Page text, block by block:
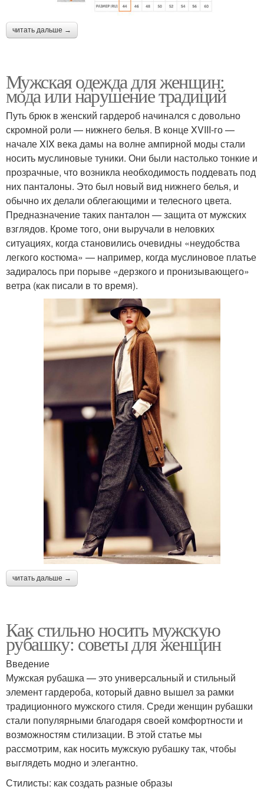
читать дальше →
Мужская одежда для женщин:
мода или нарушение традиций
Путь брюк в женский гардероб начинался с довольно
скромной роли — нижнего белья. В конце XVIII-го —
начале XIX века дамы на волне ампирной моды стали
носить муслиновые туники. Они были настолько тонкие и
прозрачные, что возникла необходимость поддевать под
них панталоны. Это был новый вид нижнего белья, и
обычно их делали облегающими и телесного цвета.
Предназначение таких панталон — защита от мужских
взглядов. Кроме того, они выручали в неловких
ситуациях, когда становились очевидны «неудобства
легкого костюма» — например, когда муслиновое платье
задиралось при порыве «дерзкого и пронизывающего»
ветра (как писали в то время).
читать дальше →
Как стильно носить мужскую
рубашку: советы для женщин
Введение
Мужская рубашка — это универсальный и стильный
элемент гардероба, который давно вышел за рамки
традиционного мужского стиля. Среди женщин рубашки
стали популярными благодаря своей комфортности и
возможностям стилизации. В этой статье мы
рассмотрим, как носить мужскую рубашку так, чтобы
выглядеть модно и элегантно.
Стилисты: как создать разные образы